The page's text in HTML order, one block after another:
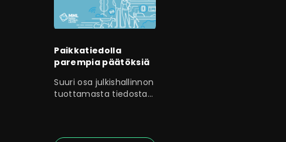
Paikkatiedolla
parempia päätöksiä
Suuri osa julkishallinnon
tuottamasta tiedosta